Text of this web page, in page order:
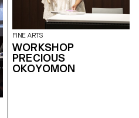
FINE ARTS
WORKSHOP
PRECIOUS
OKOYOMON